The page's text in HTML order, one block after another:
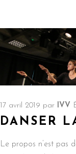
17 avril 2019 par IVV
DANSER
Le propos n’est pas